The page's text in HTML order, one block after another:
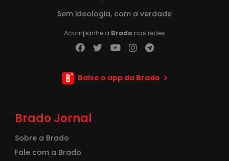
Sem ideologia, com a verdade
Acompanhe a Brado nas redes
Baixe o app da Brado
Brado Jornal
Sobre a Brado
Fale com a Brado